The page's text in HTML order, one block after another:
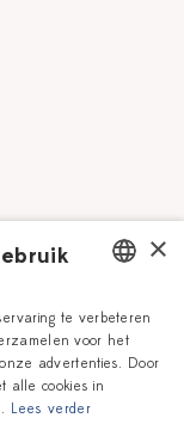
DUTCH
ENGLISH
×
te verbeteren
voor het
advertenties. Door
alle cookies in
Lees verder